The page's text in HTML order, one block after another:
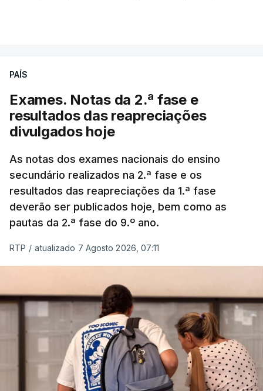
PAÍS
Exames. Notas da 2.ª fase e
resultados das reapreciações
divulgados hoje
As notas dos exames nacionais do ensino
secundário realizados na 2.ª fase e os
resultados das reapreciações da 1.ª fase
deverão ser publicados hoje, bem como as
pautas da 2.ª fase do 9.º ano.
RTP / atualizado 7 Agosto 2026, 07:11